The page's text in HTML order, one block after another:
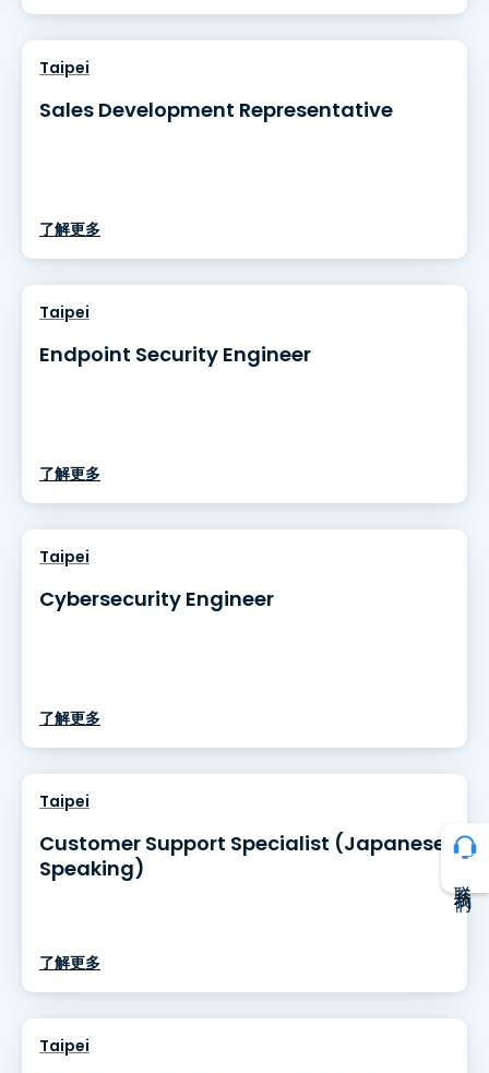
Taipei
Sales Development Representative
了解更多
Taipei
Endpoint Security Engineer
了解更多
Taipei
Cybersecurity Engineer
了解更多
Taipei
Customer Support Specialist (Japanese
Speaking)
了解更多
Taipei